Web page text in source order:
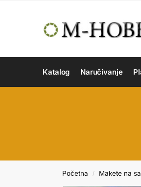
Katalog Naručivanje
Početna / Makete na